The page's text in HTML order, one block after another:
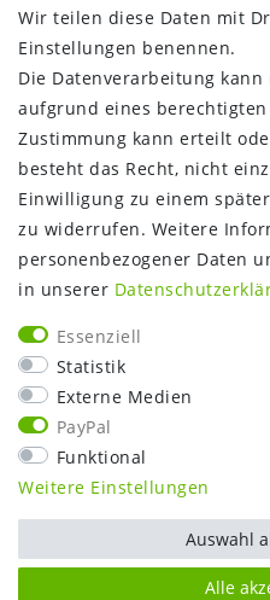
Zahlungsinformationen
Versandinformationen
Über uns
Gutschein
NEWS
Google Maps
Kundenbewertungen
Kontakt
Mein Konto
Warenkorb
Kasse
Vorteile
Wir teilen diese Daten mit
Einstellungen benennen.
Die Datenverarbeitung
aufgrund eines
Zustimmung kann erteilt
besteht das Recht, nicht
Einwilligung zu einem
zu widerrufen. Weitere
personenbezogener Daten
in unserer
Essenziell
Statistik
Externe Medien
PayPal
Funktional
Weitere Einstellungen
Alle
Auswahl